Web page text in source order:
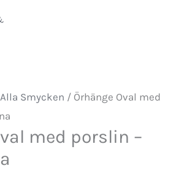
Alla Smycken / Örhänge Oval med
med porslin –